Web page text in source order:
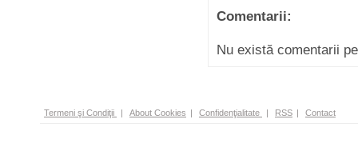
Comentarii:
Nu există comentarii
Termeni şi Condiţii | About Cookies | Confidenţialitate | RSS | Contact